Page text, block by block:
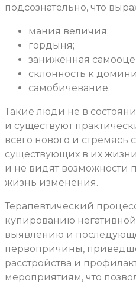
подсознательно, что
мания величия;
гордыня;
заниженная
склонность к
самобичевание.
Такие люди не в
и существуют
всего нового и стремясь
существующих в их
и не видят возможности
жизнь изменения.
Терапевтический
купированию
выявлению и
первопричины,
расстройства и
мероприятиям, что